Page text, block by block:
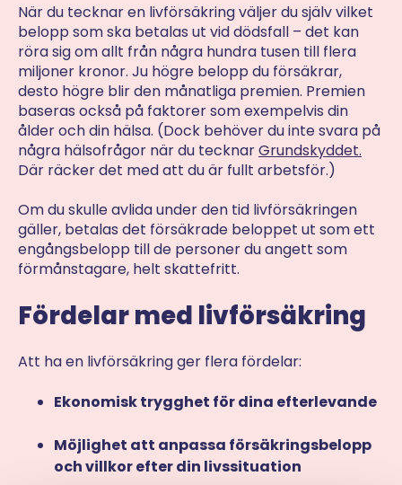
När du tecknar en livförsäkring väljer du själv vilket
belopp som ska betalas ut vid dödsfall – det kan
röra sig om allt från några hundra tusen till flera
miljoner kronor. Ju högre belopp du försäkrar,
desto högre blir den månatliga premien. Premien
baseras också på faktorer som exempelvis din
ålder och din hälsa. (Dock behöver du inte svara på
några hälsofrågor när du tecknarGrundskyddet.
Där räcker det med att du är fullt arbetsför.)
Om du skulle avlida under den tid livförsäkringen
gäller, betalas det försäkrade beloppet ut som ett
engångsbelopp till de personer du angett som
förmånstagare, helt skattefritt.
Fördelar med livförsäkring
Att ha en livförsäkring ger flera fördelar:
Ekonomisk trygghet för dina efterlevande
Möjlighet att anpassa försäkringsbelopp
och villkor efter din livssituation